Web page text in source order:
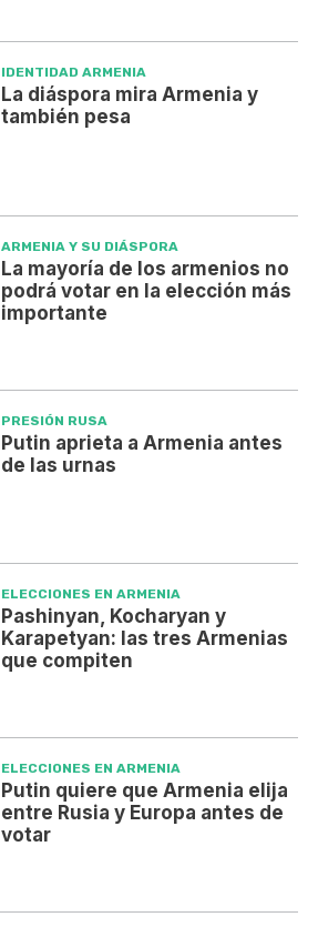
IDENTIDAD ARMENIA
La diáspora mira Armenia y
también pesa
ARMENIA Y SU DIÁSPORA
La mayoría de los armenios no
podrá votar en la elección más
importante
PRESIÓN RUSA
Putin aprieta a Armenia antes
de las urnas
ELECCIONES EN ARMENIA
Pashinyan, Kocharyan y
Karapetyan: las tres Armenias
que compiten
ELECCIONES EN ARMENIA
Putin quiere que Armenia elija
entre Rusia y Europa antes de
votar